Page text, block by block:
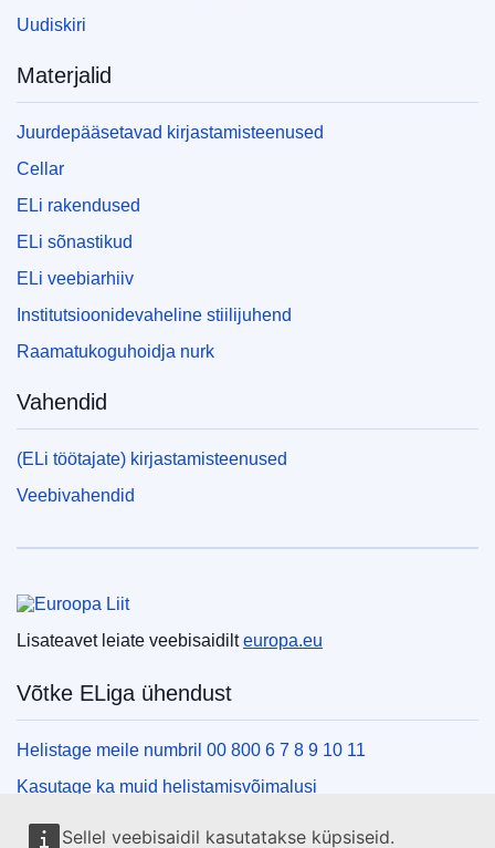
Sellel veebisaidil kasutatakse küpsiseid.
Uudiskiri
Materjalid
Juurdepääsetavad kirjastamisteenused
Cellar
ELi rakendused
ELi sõnastikud
ELi veebiarhiiv
Institutsioonidevaheline stiilijuhend
Raamatukoguhoidja nurk
Vahendid
(ELi töötajate) kirjastamisteenused
Veebivahendid
Lisateavet leiate veebisaidilteuropa.eu
Võtke ELiga ühendust
Helistage meile numbril 00 800 6 7 8 9 10 11
Kasutage ka muid helistamisvõimalusi
Kirjutage meile kontaktvormi vahendusel